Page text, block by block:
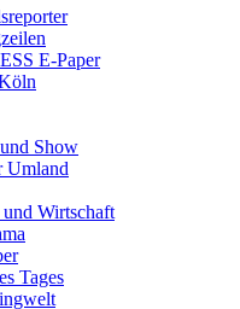
🛒 Shoppingwelt
E-Paper
Show
Umland
Wirtschaft
Tages